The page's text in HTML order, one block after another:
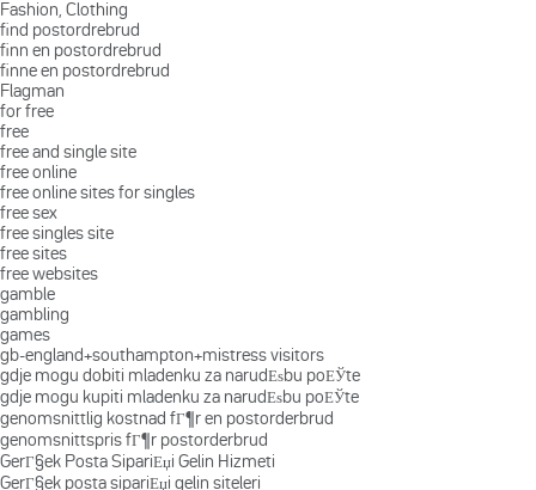
Fashion, Clothing
find postordrebrud
finn en postordrebrud
finne en postordrebrud
Flagman
for free
free
free and single site
free online
free online sites for singles
free sex
free singles site
free sites
free websites
gamble
gambling
games
gb-england+southampton+mistress visitors
gdje mogu dobiti mladenku za narudЕѕbu poЕЎte
gdje mogu kupiti mladenku za narudЕѕbu poЕЎte
genomsnittlig kostnad fГ¶r en postorderbrud
genomsnittspris fГ¶r postorderbrud
GerГ§ek Posta SipariЕџi Gelin Hizmeti
GerГ§ek posta sipariЕџi gelin siteleri